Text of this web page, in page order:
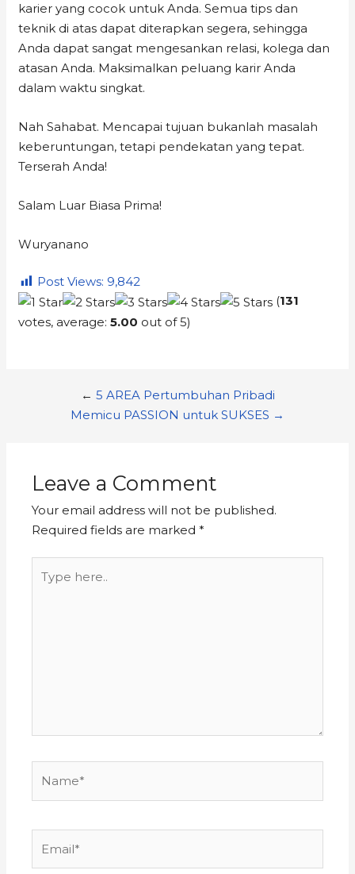
karier yang cocok untuk Anda. Semua tips dan
teknik di atas dapat diterapkan segera, sehingga
Anda dapat sangat mengesankan relasi, kolega dan
atasan Anda. Maksimalkan peluang karir Anda
dalam waktu singkat.
Nah Sahabat. Mencapai tujuan bukanlah masalah
keberuntungan, tetapi pendekatan yang tepat.
Terserah Anda!
Salam Luar Biasa Prima!
Wuryanano
Post Views: 9,842
(131
votes, average:5.00 out of 5)
← 5 AREA Pertumbuhan Pribadi
Memicu PASSION untuk SUKSES →
Leave a Comment
Your email address will not be published.
Required fields are marked*